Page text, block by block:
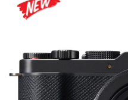
Aparate foto pe film
Obiective foto si accesorii
Obiective Mirorless
Obiective DSLR